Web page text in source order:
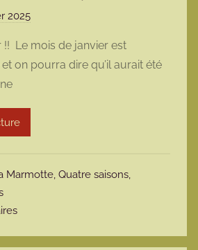
2025
r
m
t
Le mois de janvier est
on pourra dire qu’il aurait été
Marmotte, Quatre saisons,